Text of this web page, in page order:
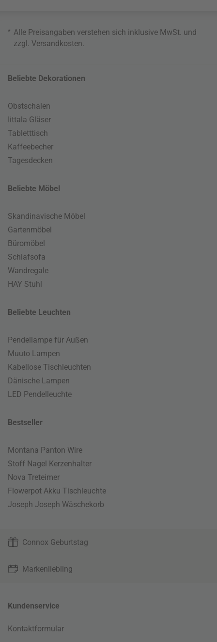
* Alle Preisangaben verstehen sich inklusive MwSt. und
zzgl. Versandkosten
Beliebte Dekorationen
Obstschalen
Iittala Gläser
Tabletttisch
Kaffeebecher
Tagesdecken
Beliebte Möbel
Skandinavische Möbel
Gartenmöbel
Büromöbel
Schlafsofa
Wandregale
HAY Stuhl
Beliebte Leuchten
Pendellampe für Außen
Muuto Lampen
Kabellose Tischleuchten
Dänische Lampen
LED Pendelleuchte
Bestseller
Montana Panton Wire
Stoff Nagel Kerzenhalter
Nova Treteimer
Flowerpot Akku Tischleuchte
Joseph Joseph Wäschekorb
Connox Geburtstag
Markenliebling
Kundenservice
Kontaktformular